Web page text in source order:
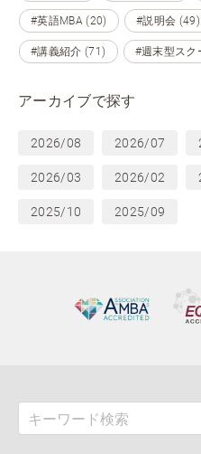
#英語MBA (20) #説明会 (49)
#講義紹介 (71) #週末型スク
アーカイブで探す
2026/08 2026/07
2026/03 2026/02
2025/10 2025/09